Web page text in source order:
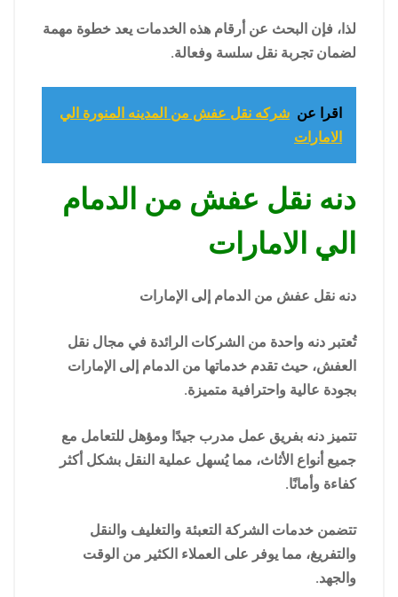
لذا، فإن البحث عن أرقام هذه الخدمات يعد خطوة مهمة
لضمان تجربة نقل سلسة وفعالة.
اقرا عن شركه نقل عفش من المدينه المنورة الي
الامارات
دنه نقل عفش من الدمام
الي الامارات
دنه نقل عفش من الدمام إلى الإمارات
تُعتبر دنه واحدة من الشركات الرائدة في مجال نقل
العفش، حيث تقدم خدماتها من الدمام إلى الإمارات
بجودة عالية واحترافية متميزة.
تتميز دنه بفريق عمل مدرب جيدًا ومؤهل للتعامل مع
جميع أنواع الأثاث، مما يُسهل عملية النقل بشكل أكثر
كفاءة وأمانًا.
تتضمن خدمات الشركة التعبئة والتغليف والنقل
والتفريغ، مما يوفر على العملاء الكثير من الوقت
والجهد.